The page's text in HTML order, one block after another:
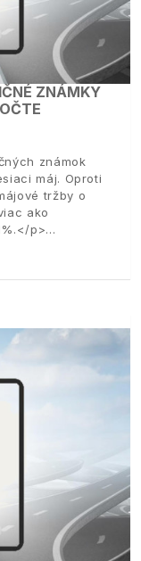
ZNÁMKY
známok
máj. Oproti
tržby o
ako
p>